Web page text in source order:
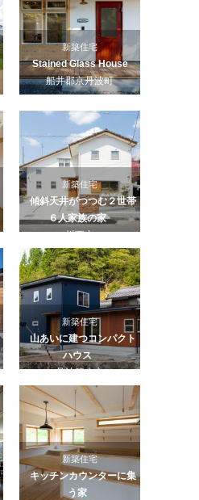
新築住宅
Stained Glass House
船井郡京丹波町
新築住宅
傾斜天井がつつむ２世帯
６人家族の家
川西市
新築住宅
山あいに建つコンパクト
ハウス
丹波篠山市
新築住宅
キッチンカウンターに集
う家